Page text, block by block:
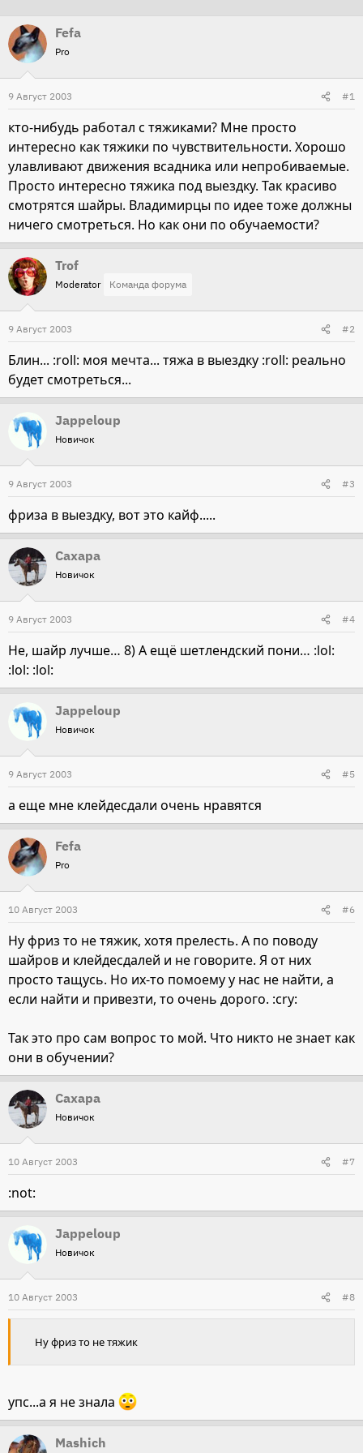
о
р
т
е
ы
а
н
а
ч
л
а
Fefa
Pro
9 Август 2003 #1
кто-нибудь работал с тяжиками? Мне просто
интересно как тяжики по чувствительности. Хорошо
улавливают движения всадника или непробиваемые.
Просто интересно тяжика под выездку. Так красиво
смотрятся шайры. Владимирцы по идее тоже должны
ничего смотреться. Но как они по обучаемости?
Trof
Moderator Команда форума
9 Август 2003 #2
Блин... :roll: моя мечта... тяжа в выездку :roll: реально
будет смотреться...
Jappeloup
Новичок
9 Август 2003 #3
фриза в выездку, вот это кайф.....
Сахара
Новичок
9 Август 2003 #4
Не, шайр лучше… 8) А ещё шетлендский пони… :lol:
:lol: :lol:
Jappeloup
Новичок
9 Август 2003 #5
а еще мне клейдесдали очень нравятся
Fefa
Pro
10 Август 2003 #6
Ну фриз то не тяжик, хотя прелесть. А по поводу
шайров и клейдесдалей и не говорите. Я от них
просто тащусь. Но их-то помоему у нас не найти, а
если найти и привезти, то очень дорого. :cry:
Так это про сам вопрос то мой. Что никто не знает как
они в обучении?
Сахара
Новичок
10 Август 2003 #7
:not:
Jappeloup
Новичок
10 Август 2003 #8
Ну фриз то не тяжик
упс...а я не знала
Mashich